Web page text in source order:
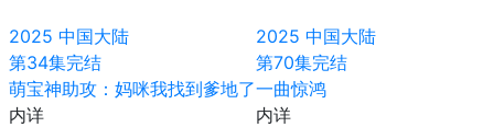
2025 中国大陆
第34集完结
萌宝神助攻：妈咪我找到爹地了
内详
2025 中国大陆
第70集完结
一曲惊鸿
内详